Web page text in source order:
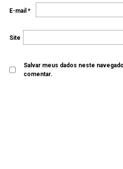
E-mail *
Site
Salvar meus dados neste
comentar.